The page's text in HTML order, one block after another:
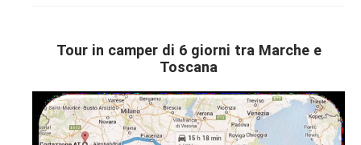
Tour in camper di 6 giorni tra Marche e
Toscana